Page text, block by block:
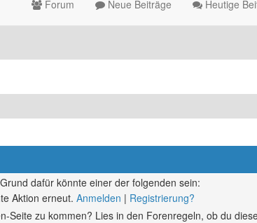
Forum Neue Beiträge Heutige
dafür könnte einer der folgenden sein:
Aktion erneut. Anmelden | Registrierung?
zu kommen? Lies in den Forenregeln, ob du